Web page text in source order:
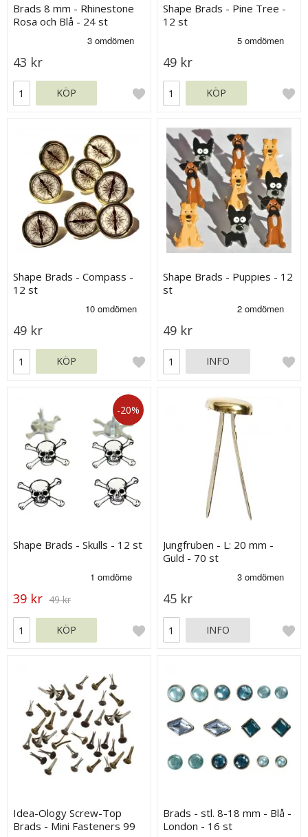
Brads 8 mm - Rhinestone
Rosa och Blå - 24 st
43 kr
KÖP
Shape Brads - Pine Tree -
12 st
49 kr
KÖP
Shape Brads - Compass -
12 st
49 kr
KÖP
Shape Brads - Puppies - 12
st
49 kr
INFO
-20%
Shape Brads - Skulls - 12 st
39 kr 49 kr
KÖP
Jungfruben - L: 20 mm -
Guld - 70 st
45 kr
INFO
Idea-Ology Screw-Top
Brads - Mini Fasteners 99
Brads - stl. 8-18 mm - Blå -
London - 16 st